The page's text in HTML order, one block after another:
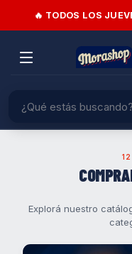
🔥 TODOS LOS
Explorá nuestro